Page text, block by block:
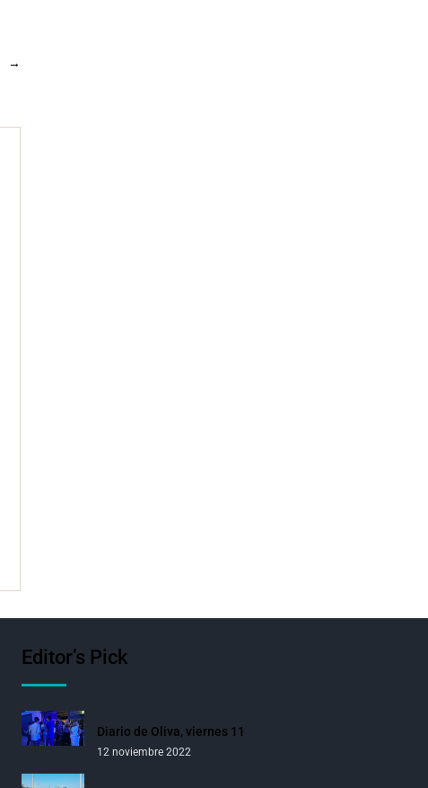
→
Editor’s Pick
Diario de Oliva, viernes 11
12 noviembre 2022